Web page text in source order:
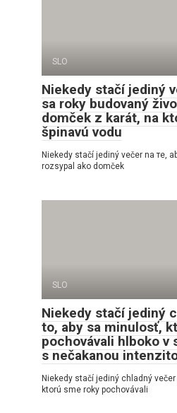
SLO
Niekedy stačí jediný
sa roky budovaný
domček z karát, na
špinavú vodu
Niekedy stačí jediný večer na те,
rozsypal ako domček
SLO
Niekedy stačí jediný
to, aby sa minulosť,
pochovávali hlboko v
s nečakanou
Niekedy stačí jediný chladný
ktorú sme roky pochovávali